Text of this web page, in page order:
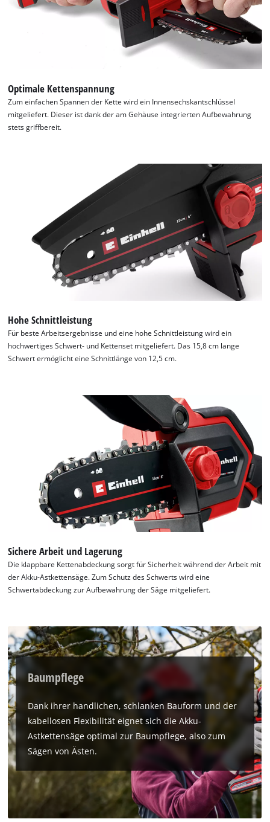
Google Maps laden zu können!
This content is not permitted to load due
to trackers that are not disclosed to the
visitor. The website owner needs to setup
the site with their CMP to add this content
to the list of technologies used.
Powered byUsercentrics Consent
Management Platform
Optimale Kettenspannung
Zum einfachen Spannen der Kette wird ein Innensechskantschlüssel
mitgeliefert. Dieser ist dank der am Gehäuse integrierten Aufbewahrung
stets griffbereit.
Hohe Schnittleistung
Für beste Arbeitsergebnisse und eine hohe Schnittleistung wird ein
hochwertiges Schwert- und Kettenset mitgeliefert. Das 15,8 cm lange
Schwert ermöglicht eine Schnittlänge von 12,5 cm.
Sichere Arbeit und Lagerung
Die klappbare Kettenabdeckung sorgt für Sicherheit während der Arbeit mit
der Akku-Astkettensäge. Zum Schutz des Schwerts wird eine
Schwertabdeckung zur Aufbewahrung der Säge mitgeliefert.
Baumpflege
Dank ihrer handlichen, schlanken Bauform und der
kabellosen Flexibilität eignet sich die Akku-
Astkettensäge optimal zur Baumpflege, also zum
Sägen von Ästen.